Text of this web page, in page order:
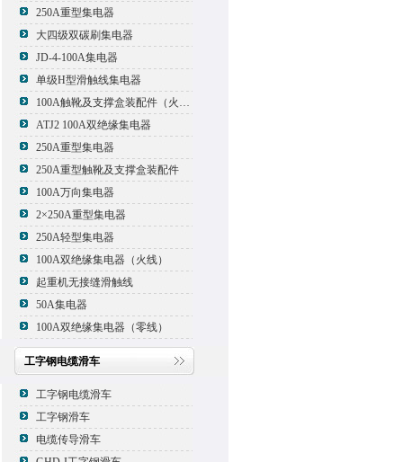
250A重型集电器
大四级双碳刷集电器
JD-4-100A集电器
单级H型滑触线集电器
100A触靴及支撑盒装配件（火线）
ATJ2 100A双绝缘集电器
250A重型集电器
250A重型触靴及支撑盒装配件
100A万向集电器
2×250A重型集电器
250A轻型集电器
100A双绝缘集电器（火线）
起重机无接缝滑触线
50A集电器
100A双绝缘集电器（零线）
工字钢电缆滑车
工字钢电缆滑车
工字钢滑车
电缆传导滑车